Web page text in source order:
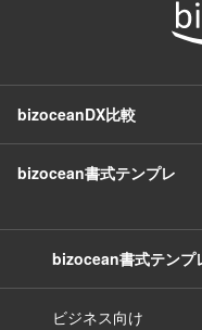
bizoceanDX比較
bizocean書式テンプレ
bizocean書式テンプ
ビジネス向け